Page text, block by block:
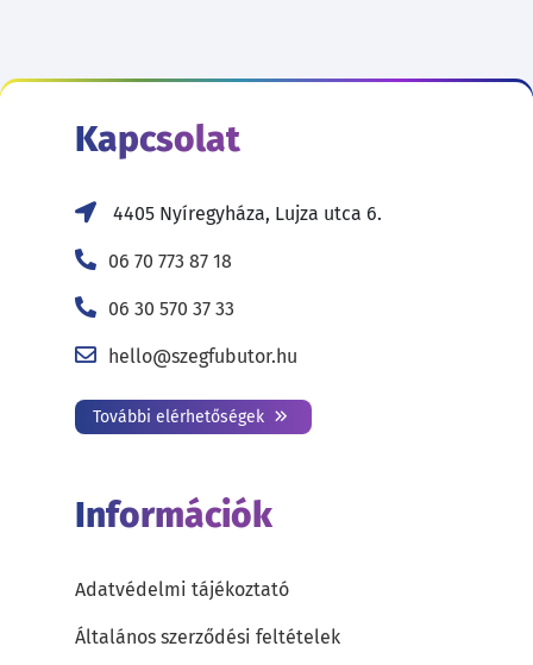
Kapcsolat
4405 Nyíregyháza, Lujza utca 6.
06 70 773 87 18
06 30 570 37 33
hello@szegfubutor.hu
További elérhetőségek
Információk
Adatvédelmi tájékoztató
Általános szerződési feltételek